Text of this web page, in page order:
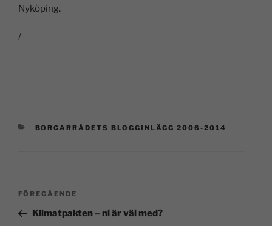
Nyköping.
/
BORGARRÅDETS BLOGGINLÄGG 2006-2014
FÖREGÅENDE
Klimatpakten – ni är väl med?